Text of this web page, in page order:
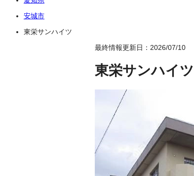
安城市
東栄サンハイツ
最終情報更新日：2026/07/10
東栄サンハイツ